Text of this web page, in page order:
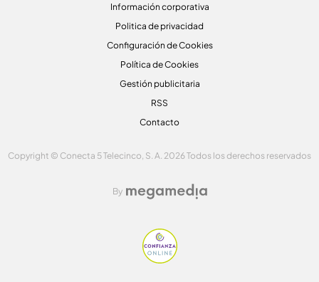
Información corporativa
Politica de privacidad
Configuración de Cookies
Política de Cookies
Gestión publicitaria
RSS
Contacto
Copyright © Conecta 5 Telecinco, S. A. 2026 Todos los derechos reservados
By